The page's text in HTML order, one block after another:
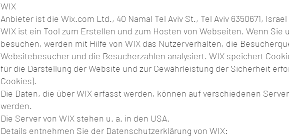
WIX
Anbieter ist die Wix.com Ltd., 40 Namal Tel Aviv St., Tel Aviv 6350671, Israel
WIX ist ein Tool zum Erstellen und zum Hosten von Webseiten. Wenn Sie
besuchen, werden mit Hilfe von WIX das Nutzerverhalten, die
Websitebesucher und die Besucherzahlen analysiert. WIX speichert
für die Darstellung der Website und zur Gewährleistung der Sicherheit
Cookies).
Die Daten, die über WIX erfasst werden, können auf verschiedenen
werden.
Die Server von WIX stehen u. a. in den USA.
Details entnehmen Sie der Datenschutzerklärung von WIX: